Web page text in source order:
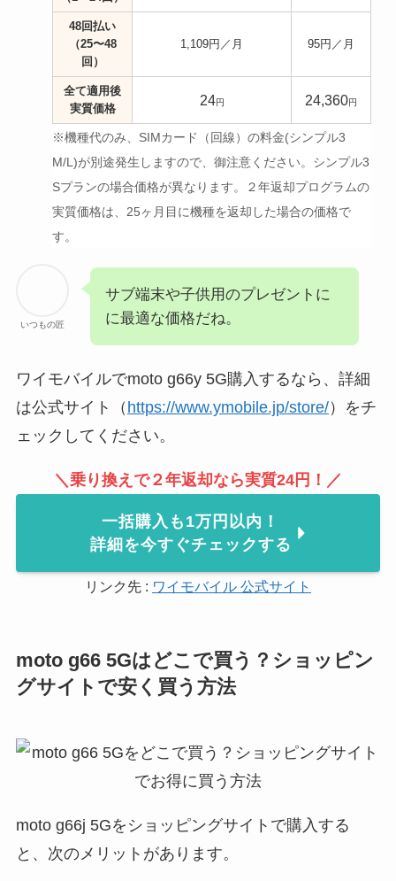
48回払い
（25〜48
回）
1,109円／月 95円／月
全て適用後
実質価格
24円 24,360円
※機種代のみ、SIMカード（回線）の料金(シンプル3
M/L)が別途発生しますので、御注意ください。シンプル3
Sプランの場合価格が異なります。２年返却プログラムの
実質価格は、25ヶ月目に機種を返却した場合の価格で
す。
いつもの匠
サブ端末や子供用のプレゼントに
に最適な価格だね。
ワイモバイルでmoto g66y 5G購入するなら、詳細
は公式サイト（ https://www.ymobile.jp/store/）をチ
ェックしてください。
＼ 乗り換えで２年返却なら実質24円 ！／
一括購入も1万円以内！
詳細を今すぐチェックする
リンク先 : ワイモバイル 公式サイト
moto g66 5Gはどこで買う？ショッピン
グサイトで安く買う方法
moto g66j 5Gをショッピングサイトで購入する
と、次のメリットがあります。